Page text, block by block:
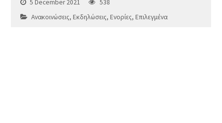
5 December 2021
538
Ανακοινώσεις,Εκδηλώσεις,Ενορίες,Επιλεγμένα